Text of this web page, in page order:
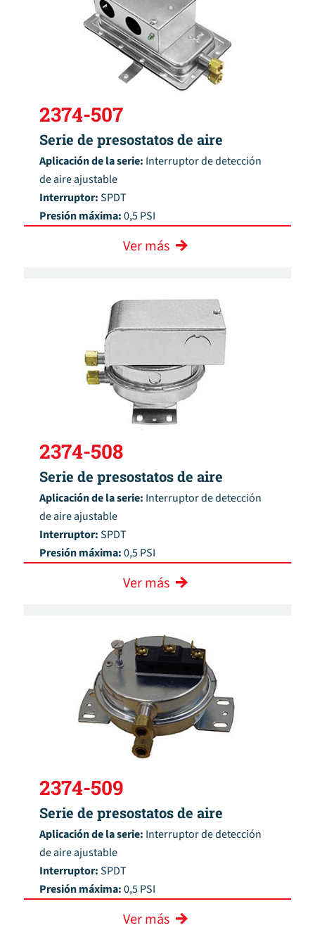
2374-507
Serie de presostatos de aire
Aplicación de la serie: Interruptor de detección
de aire ajustable
Interruptor:SPDT
Presión máxima:0,5 PSI
Ver más
2374-508
Serie de presostatos de aire
Aplicación de la serie: Interruptor de detección
de aire ajustable
Interruptor:SPDT
Presión máxima:0,5 PSI
Ver más
2374-509
Serie de presostatos de aire
Aplicación de la serie: Interruptor de detección
de aire ajustable
Interruptor:SPDT
Presión máxima:0,5 PSI
Ver más